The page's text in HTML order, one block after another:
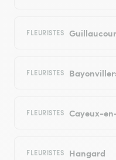
FLEURISTES
FLEURISTES
FLEURISTES Cayeux-
FLEURISTES Hangard